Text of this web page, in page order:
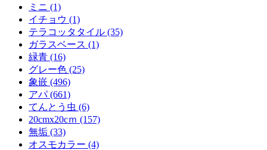
ミニ (1)
イチョウ (1)
テラコッタタイル (35)
ガラスベース (1)
緑青 (16)
グレー色 (25)
象嵌 (496)
アパ (661)
てんとう虫 (6)
20cmx20cｍ (157)
無垢 (33)
オスモカラー (4)